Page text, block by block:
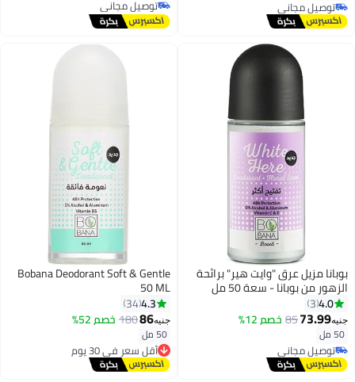
توصيل مجاني
توصيل مجاني
توصيل مجاني
توصيل مجاني
بوبانا مزيل عرق "وايت هير" برائحة
الزهور من بوبانا - سعة 50 مل
4.0
3
جنيه73.99
85 خصم 12%
50 مل
توصيل مجاني
توصيل مجاني
Bobana Deodorant Soft & Gentle
50 ML
4.3
34
جنيه86
180 خصم 52%
50 مل
أقل سعر في 30 يوم
توصيل مجاني
أقل سعر في 30 يوم